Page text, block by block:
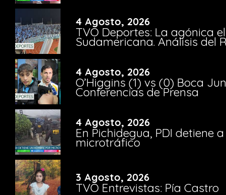
4 Agosto, 2026
TVO Deportes: La agónica
Sudamericana. Análisis del
4 Agosto, 2026
O’Higgins (1) vs (0) Boca
Conferencias de Prensa
4 Agosto, 2026
En Pichidegua, PDI detiene
microtráfico
3 Agosto, 2026
TVO Entrevistas: Pía Castro